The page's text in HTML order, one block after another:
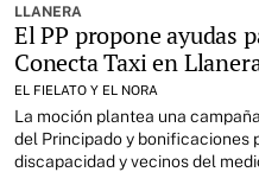
LLANERA
El PP propone ayudas
Conecta Taxi en
EL FIELATO Y EL NORA
La moción plantea una
del Principado y bonificaciones
discapacidad y vecinos del